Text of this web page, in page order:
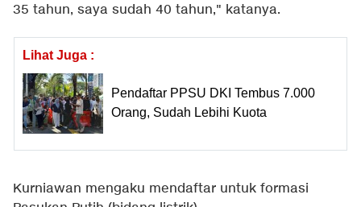
35 tahun, saya sudah 40 tahun," katanya.
Lihat Juga :
Pendaftar PPSU DKI Tembus 7.000
Orang, Sudah Lebihi Kuota
Kurniawan mengaku mendaftar untuk formasi